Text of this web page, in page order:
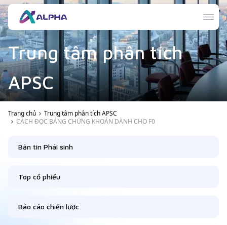
Trung tâm phân tích
APSC
Trang chủ
Trung tâm phân tích APSC
CÁCH ĐỌC BẢNG CHỨNG KHOÁN DÀNH CHO F0
Bản tin Phái sinh
Top cổ phiếu
Báo cáo chiến lược